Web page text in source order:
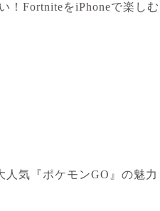
！FortniteをiPhoneで楽しむ
気『ポケモンGO』の魅力